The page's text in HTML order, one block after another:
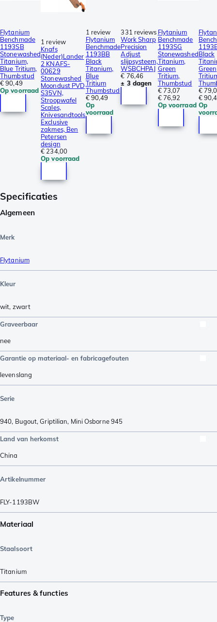
Flytanium
Benchmade
1193SB
Stonewashed
Titanium,
Blue Tritium,
Thumbstud
€ 90,49
Op voorraad
1 review
Knafs
(Neder)Lander
2 KNAFS-
00629
Stonewashed
Moondust PVD
S35VN,
Stroopwafel
Scales,
Knivesandtools
Exclusive
zakmes, Ben
Petersen
design
€ 234,00
Op voorraad
1 review
Flytanium
Benchmade
1193BB
Black
Titanium,
Blue
Tritium
Thumbstud
€ 90,49
Op
voorraad
331 reviews
Work Sharp
Precision
Adjust
slijpsysteem,
WSBCHPAJ
€ 76,46
± 3 dagen
Flytanium
Benchmade
1193SG
Stonewashed
Titanium,
Green
Tritium,
Thumbstud
€ 73,07
€ 76,92
Op voorraad
Black
Green
€
€
Op
Specificaties
Algemeen
Merk
Flytanium
Kleur
wit, zwart
Graveerbaar
nee
Garantie op materiaal- en fabricagefouten
levenslang
Serie
940, Bugout,Griptilian, Mini Osborne 945
Land van herkomst
China
Artikelnummer
FLY-1193BW
Materiaal
Staalsoort
Titanium
Features & functies
Type